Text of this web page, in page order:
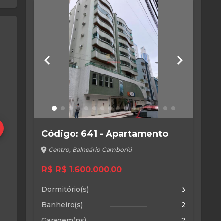
keyboard_arrow_left keyboard_arrow_right
Código: 641 - Apartamento
location_on Centro, Balneário Camboriú
R$ R$ 1.600.000,00
Dormitório(s)
3
Banheiro(s)
2